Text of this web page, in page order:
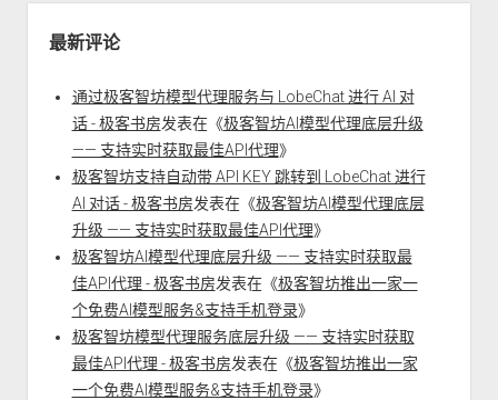
最新评论
通过极客智坊模型代理服务与 LobeChat 进行 AI 对
话 - 极客书房发表在《极客智坊AI模型代理底层升级
—— 支持实时获取最佳API代理》
极客智坊支持自动带 API KEY 跳转到 LobeChat 进行
AI 对话 - 极客书房发表在《极客智坊AI模型代理底层
升级 —— 支持实时获取最佳API代理》
极客智坊AI模型代理底层升级 —— 支持实时获取最
佳API代理 - 极客书房发表在《极客智坊推出一家一
个免费AI模型服务&支持手机登录》
极客智坊模型代理服务底层升级 —— 支持实时获取
最佳API代理 - 极客书房发表在《极客智坊推出一家
一个免费AI模型服务&支持手机登录》